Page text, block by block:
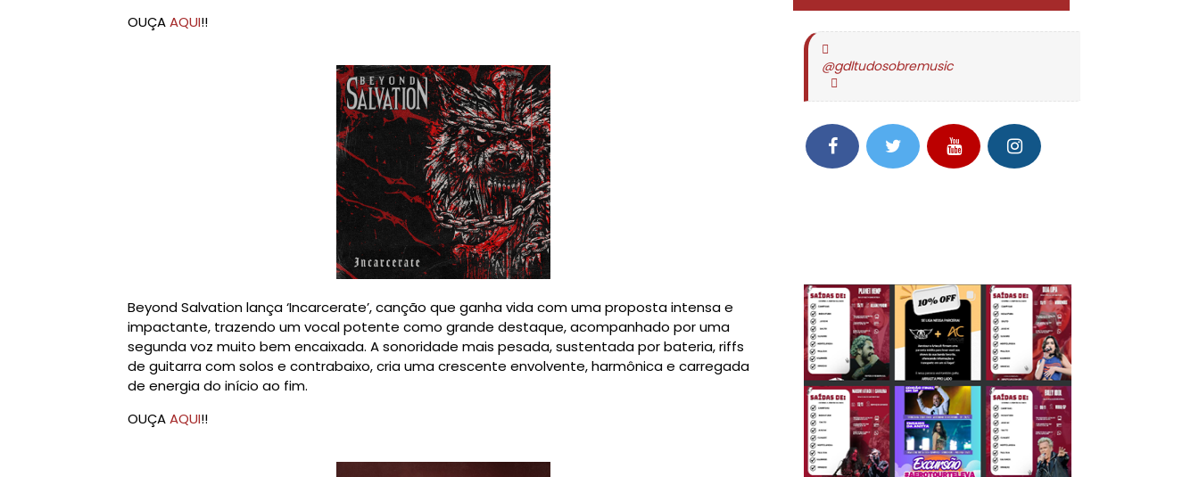
OUÇAAQUI!!
Beyond Salvation lança ‘Incarcerate’, canção que ganha vida com uma proposta intensa e
impactante, trazendo um vocal potente como grande destaque, acompanhado por uma
segunda voz muito bem encaixada. A sonoridade mais pesada, sustentada por bateria, riffs
de guitarra com solos e contrabaixo, cria uma crescente envolvente, harmônica e carregada
de energia do início ao fim.
OUÇAAQUI!!
@gdltudosobremusic